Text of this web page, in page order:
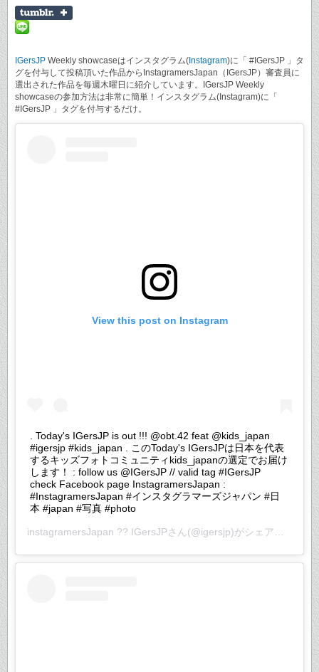
IGersJP Weekly showcaseはインスタグラム( Instagram)に「 #IGersJP 」タ
グを付与して投稿頂いた作品からInstagramersJapan（IGersJP）審査員に
選出された作品を毎週木曜日に紹介しています。IGersJP Weekly
showcaseの参加方法は非常に簡単！インスタグラム(Instagram)に「
#IGersJP 」タグを付与するだけ。
View this post on Instagram
. Today's IGersJP is out !!! @obt.42 feat @kids_japan
#igersjp #kids_japan . このToday's IGersJPは日本を代表
するキッズフォトコミュニティkids_japanの選定でお届け
します！ : follow us @IGersJP // valid tag #IGersJP
check Facebook page InstagramersJapan :
#InstagramersJapan #インスタグラマーズジャパン #日
本 #japan #写真 #photo
instagramersJapan ?? IGersJPさん(@igersjp)がシェアした投稿 –